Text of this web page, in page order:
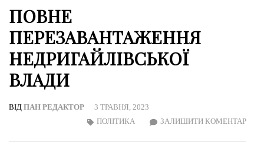
ПОВНЕ
ПЕРЕЗАВАНТАЖЕННЯ
НЕДРИГАЙЛІВСЬКОЇ
ВЛАДИ
ВІД ПАН РЕДАКТОР
3 ТРАВНЯ, 2023
ЗАЛИШИТИ КОМЕНТАРON
ПОЛІТИКА